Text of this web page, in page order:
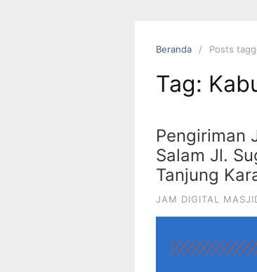
Beranda Posts
Tag:
Pengiriman
Salam Jl.
Tanjung
JAM DIGITAL